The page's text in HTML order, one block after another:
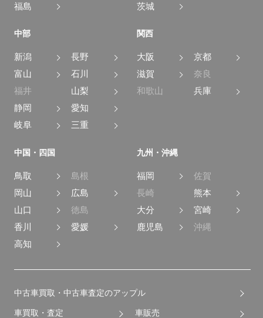
福島
茨城
中部
新潟
長野
富山
石川
福井
山梨
静岡
愛知
岐阜
三重
関西
大阪
京都
滋賀
奈良
和歌山
兵庫
中国・四国
鳥取
島根
岡山
広島
山口
徳島
香川
愛媛
高知
九州・沖縄
福岡
佐賀
長崎
熊本
大分
宮崎
鹿児島
沖縄
中古車買取・中古車査定のアップル
車買取・査定 車販売